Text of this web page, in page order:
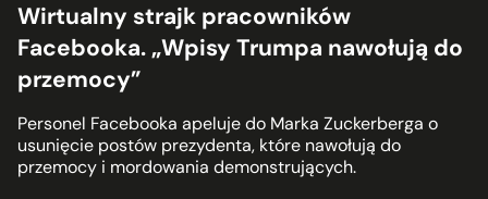
Wirtualny strajk pracowników
Facebooka. „Wpisy Trumpa nawołują do
przemocy”
Personel Facebooka apeluje do Marka Zuckerberga o
usunięcie postów prezydenta, które nawołują do
przemocy i mordowania demonstrujących.